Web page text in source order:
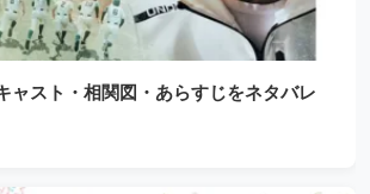
ャスト・相関図・あらすじをネタバレ